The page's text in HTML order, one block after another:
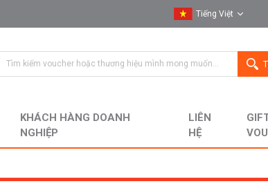
Tiếng Việt
English
KHÁCH HÀNG DOANH
NGHIỆP
LIÊN
HỆ